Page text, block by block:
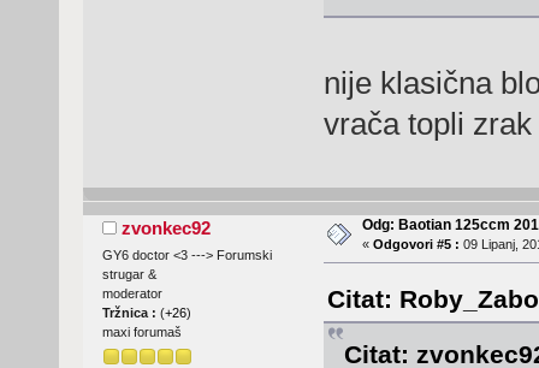
nije klasična
vrača topli
zvonkec92
GY6 doctor <3 ---> Forumski
strugar &
moderator
Tržnica : (+26)
maxi forumaš
Odg: Baotian 125ccm
« Odgovori #5 : 09 Lipanj,
Citat:
Citat: